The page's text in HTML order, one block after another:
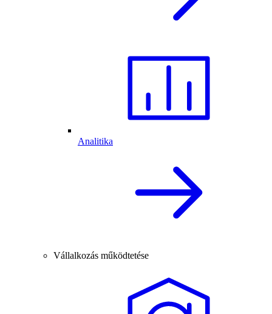
Analitika
Vállalkozás működtetése